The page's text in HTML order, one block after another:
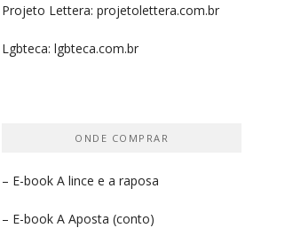
Projeto Lettera: projetolettera.com.br
Lgbteca: lgbteca.com.br
ONDE COMPRAR
– E-book A lince e a raposa
– E-book A Aposta (conto)